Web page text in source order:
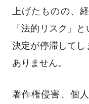
上げたものの、
「法的リスク」
決定が停滞してし
ありません。
著作権侵害、個